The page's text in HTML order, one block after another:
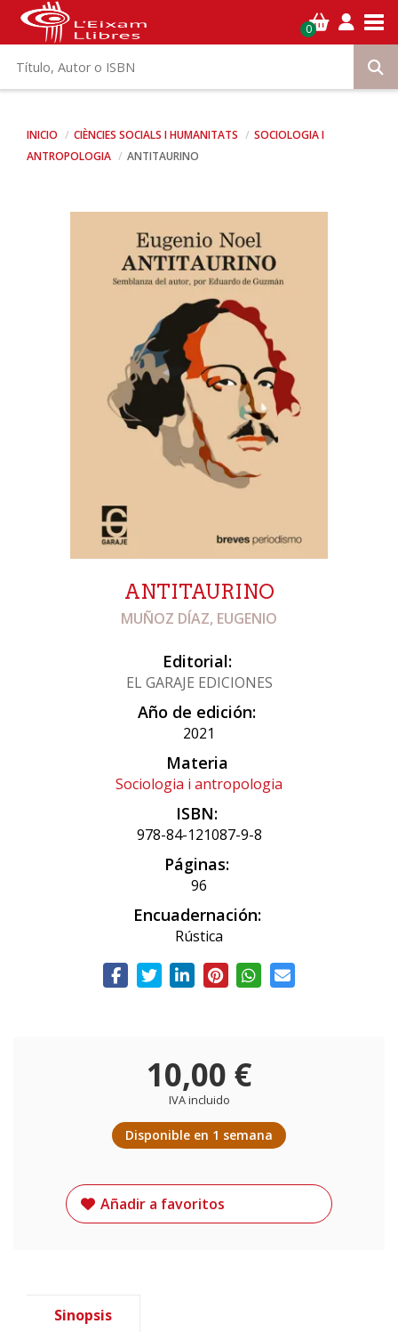
0
INICIO CIÈNCIES SOCIALS I HUMANITATS
SOCIOLOGIA I
ANTROPOLOGIA
ANTITAURINO
ANTITAURINO
MUÑOZ DÍAZ, EUGENIO
Editorial:
EL GARAJE EDICIONES
Año de edición:
2021
Materia
Sociologia i antropologia
ISBN:
978-84-121087-9-8
Páginas:
96
Encuadernación:
Rústica
10,00 €
IVA incluido
Disponible en 1 semana
Añadir a favoritos
Sinopsis